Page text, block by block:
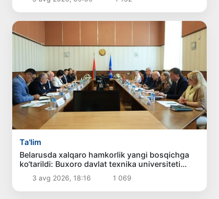
Ta'lim
Belarusda xalqaro hamkorlik yangi bosqichga
ko‘tarildi: Buxoro davlat texnika universiteti
delegatsiyasining xizmat safari samarali
yakunlandi
3 avg 2026, 18:16 1 069